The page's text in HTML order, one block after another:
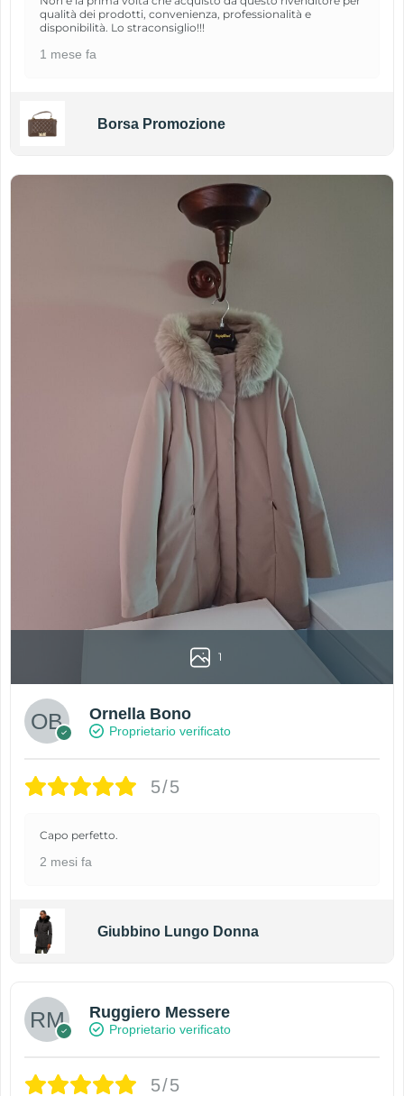
qualità dei prodotti, convenienza, professionalità e
disponibilità. Lo straconsiglio!!!
1 mese fa
Borsa Promozione
1
Ornella Bono
Proprietario verificato
5/5
Capo perfetto.
2 mesi fa
Giubbino Lungo Donna
Ruggiero Messere
Proprietario verificato
5/5